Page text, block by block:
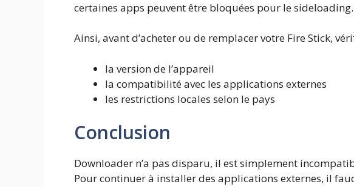
certaines apps peuvent être bloquées pour le sideloading.
Ainsi, avant d’acheter ou de remplacer votre Fire Stick,
la version de l’appareil
la compatibilité avec les applications externes
les restrictions locales selon le pays
Conclusion
Downloader n’a pas disparu, il est simplement
Pour continuer à installer des applications externes, il